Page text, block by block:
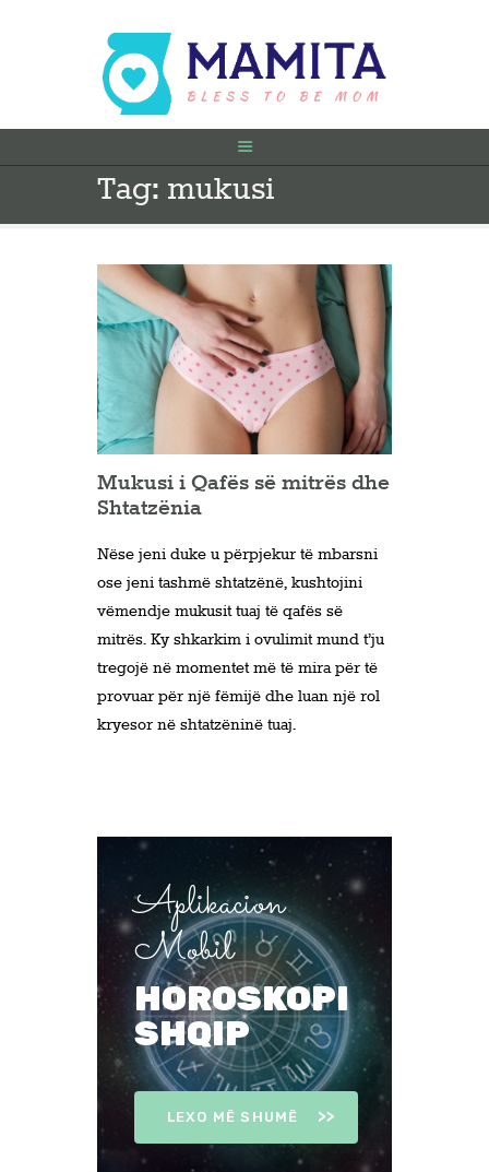
Tag: mukusi
FILLIMI
PARA SHTATËZANIE
VITI I PARË
KONTAKT
Mukusi i Qafës së mitrës dhe
Shtatzënia
Nëse jeni duke u përpjekur të mbarsni
ose jeni tashmë shtatzënë, kushtojini
vëmendje mukusit tuaj të qafës së
mitrës. Ky shkarkim i ovulimit mund t’ju
tregojë në momentet më të mira për të
provuar për një fëmijë dhe luan një rol
kryesor në shtatzëninë tuaj.
Aplikacion
Mobil
HOROSKOPI
SHQIP
LEXO MË SHUMË